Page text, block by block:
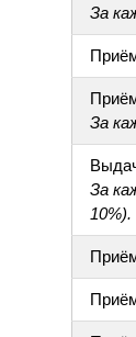
За
За
За
10%).